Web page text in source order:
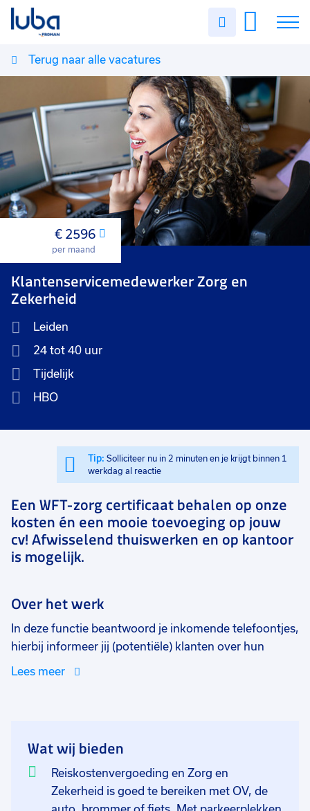
Uren
Vacatures
Over ons
Voor werkgevers
Contact
Terug naar alle vacatures
Maand
€ 2596
per maand
Klantenservicemedewerker Zorg en
Zekerheid
Leiden
24 tot 40 uur
Tijdelijk
HBO
Tip: Solliciteer nu in 2 minuten en je krijgt binnen 1
werkdag al reactie
Een WFT-zorg certificaat behalen op onze
kosten én een mooie toevoeging op jouw
cv! Afwisselend thuiswerken en op kantoor
is mogelijk.
Over het werk
In deze functie beantwoord je inkomende telefoontjes,
hierbij informeer jij (potentiële) klanten over hun
verzekeringspakket en polisvoorwaarden. Verder
met lezen als jij nog niet in bezit bent van dit
certificaat! Jij kan deze namelijk op onze kosten
behalen en daarnaast krijg je een betaalde training op
Lees meer
Wat wij bieden
Reiskostenvergoeding en Zorg en
Zekerheid is goed te bereiken met OV, de